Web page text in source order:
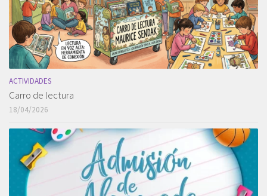
ACTIVIDADES
Carro de lectura
18/04/2026